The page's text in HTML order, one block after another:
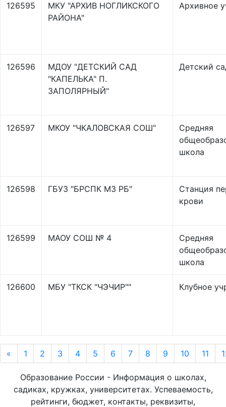
126595
МКУ "АРХИВ НОГЛИКСКОГО
РАЙОНА"
Архивное
126596
МДОУ "ДЕТСКИЙ САД
"КАПЕЛЬКА" П.
ЗАПОЛЯРНЫЙ"
Детский
126597 МКОУ "ЧКАЛОВСКАЯ СОШ"
Средняя
школа
126598 ГБУЗ "БРСПК МЗ РБ"
Станция
крови
126599 МАОУ СОШ № 4
Средняя
школа
126600 МБУ "ТКСК "ЧЭЧИР"" Клубное
« 1 2 3 4 5 6 7 8 9 10 11
Образование России - Информация о школах,
садиках, кружках, университетах. Успеваемость,
рейтинги, бюджет, контакты, реквизиты,